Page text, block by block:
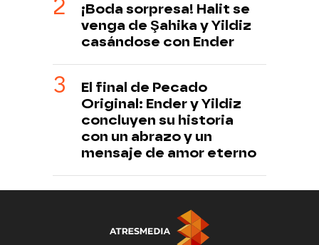
¡Boda sorpresa! Halit se
venga de Şahika y Yildiz
casándose con Ender
El final de Pecado
Original: Ender y Yildiz
concluyen su historia
con un abrazo y un
mensaje de amor eterno